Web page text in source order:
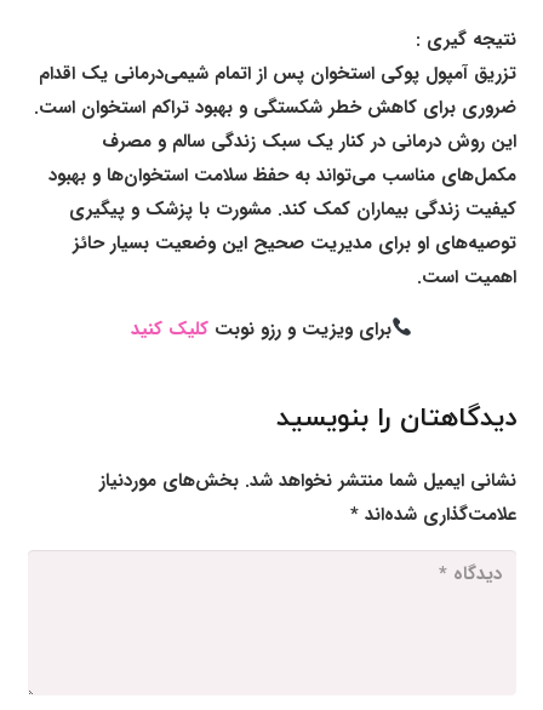
نتیجه گیری :
تزریق آمپول پوکی استخوان پس از اتمام شیمی‌درمانی یک اقدام
ضروری برای کاهش خطر شکستگی و بهبود تراکم استخوان است.
این روش درمانی در کنار یک سبک زندگی سالم و مصرف
مکمل‌های مناسب می‌تواند به حفظ سلامت استخوان‌ها و بهبود
کیفیت زندگی بیماران کمک کند. مشورت با پزشک و پیگیری
توصیه‌های او برای مدیریت صحیح این وضعیت بسیار حائز
اهمیت است.
برای ویزیت و رزو نوبتکلیک کنید
دیدگاهتان را بنویسید
نشانی ایمیل شما منتشر نخواهد شد. بخش‌های موردنیاز
علامت‌گذاری شده‌اند*